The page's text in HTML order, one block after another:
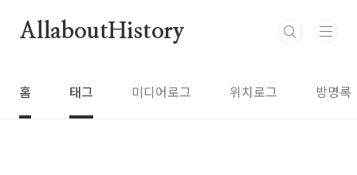
AllaboutHistory
홈 태그 미디어로그 위치로그 방명록